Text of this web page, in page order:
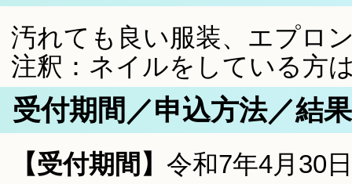
汚れても良い服装、エプロ
注釈：ネイルをしている方
受付期間／申込方法／結
【受付期間】 令和7年4月30